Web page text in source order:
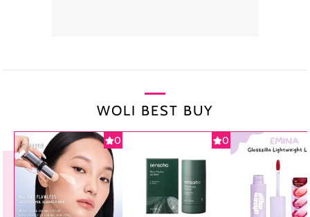
WOLI BEST BUY
0 0